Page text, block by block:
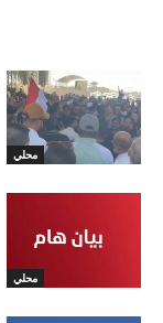
محلي
محلي